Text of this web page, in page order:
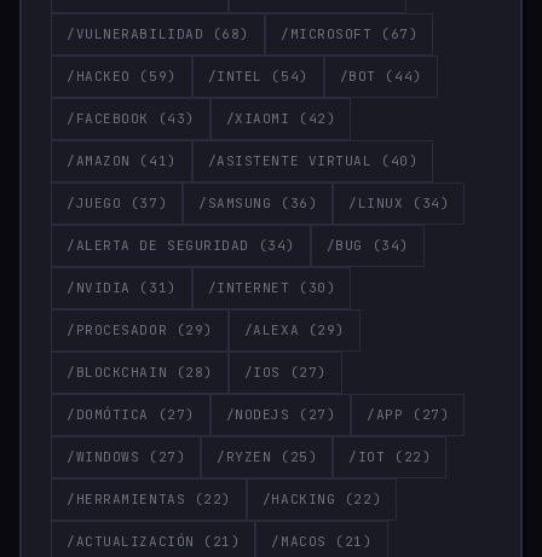
/VULNERABILIDAD (68) /MICROSOFT (67)
/HACKEO (59) /INTEL (54) /BOT (44)
/FACEBOOK (43) /XIAOMI (42)
/AMAZON (41) /ASISTENTE VIRTUAL (40)
/JUEGO (37) /SAMSUNG (36) /LINUX (34)
/ALERTA DE SEGURIDAD (34) /BUG (34)
/NVIDIA (31) /INTERNET (30)
/PROCESADOR (29) /ALEXA (29)
/BLOCKCHAIN (28) /IOS (27)
/DOMÓTICA (27) /NODEJS (27) /APP (27)
/WINDOWS (27) /RYZEN (25) /IOT (22)
/HERRAMIENTAS (22) /HACKING (22)
/ACTUALIZACIÓN (21) /MACOS (21)